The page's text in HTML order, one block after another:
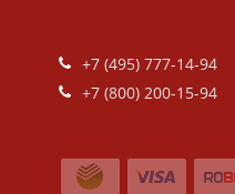
+7 (495) 777-14-94
+7 (800) 200-15-94